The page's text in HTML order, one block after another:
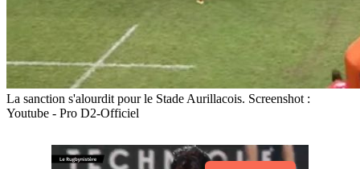
La sanction s'alourdit pour le Stade Aurillacois. Screenshot :
Youtube - Pro D2-Officiel